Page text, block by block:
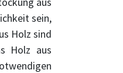
sein,
Holz sind
Holz aus